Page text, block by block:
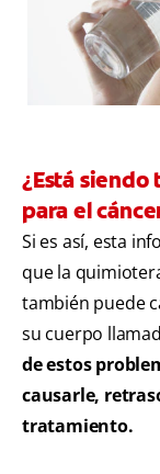
¿Está
para el
Si es así, esta
que la
también puede
su cuerpo
de estos
causarle,
tratamiento.